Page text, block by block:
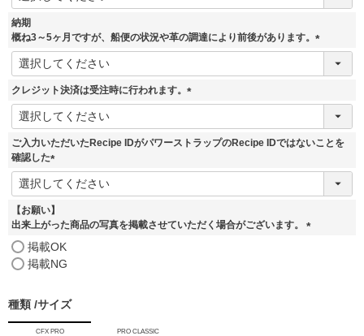
納期
概ね3～5ヶ月ですが、船便の状況や革の調達により前後があります。
(
クレジット決済は受注時に行われます。
(
須
)
ご入力いただいたRecipe IDがパワーストラップのRecipe IDではないことを
確認した
(
必
須
)
【お願い】
出来上がった商品の写真を掲載させていただく場合がございます。
掲載OK
掲載NG
種類 サイズ
CFX PRO PRO CLASSIC